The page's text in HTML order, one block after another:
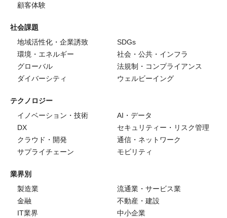
顧客体験
社会課題
地域活性化・企業誘致
SDGs
環境・エネルギー
社会・公共・インフラ
グローバル
法規制・コンプライアンス
ダイバーシティ
ウェルビーイング
テクノロジー
イノベーション・技術
AI・データ
DX
セキュリティー・リスク管理
クラウド・開発
通信・ネットワーク
サプライチェーン
モビリティ
業界別
製造業
流通業・サービス業
金融
不動産・建設
IT業界
中小企業